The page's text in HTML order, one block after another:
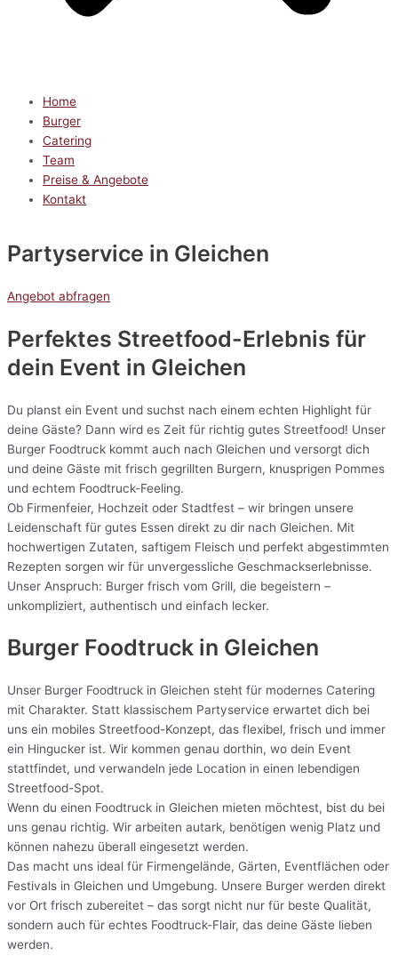
Home
Burger
Catering
Team
Preise & Angebote
Kontakt
Partyservice in Gleichen
Angebot abfragen
Perfektes Streetfood-Erlebnis für
dein Event in Gleichen
Du planst ein Event und suchst nach einem echten Highlight für
deine Gäste? Dann wird es Zeit für richtig gutes Streetfood! Unser
Burger Foodtruck kommt auch nach Gleichen und versorgt dich
und deine Gäste mit frisch gegrillten Burgern, knusprigen Pommes
und echtem Foodtruck-Feeling.
Ob Firmenfeier, Hochzeit oder Stadtfest – wir bringen unsere
Leidenschaft für gutes Essen direkt zu dir nach Gleichen. Mit
hochwertigen Zutaten, saftigem Fleisch und perfekt abgestimmten
Rezepten sorgen wir für unvergessliche Geschmackserlebnisse.
Unser Anspruch: Burger frisch vom Grill, die begeistern –
unkompliziert, authentisch und einfach lecker.
Burger Foodtruck in Gleichen
Unser Burger Foodtruck in Gleichen steht für modernes Catering
mit Charakter. Statt klassischem Partyservice erwartet dich bei
uns ein mobiles Streetfood-Konzept, das flexibel, frisch und immer
ein Hingucker ist. Wir kommen genau dorthin, wo dein Event
stattfindet, und verwandeln jede Location in einen lebendigen
Streetfood-Spot.
Wenn du einen Foodtruck in Gleichen mieten möchtest, bist du bei
uns genau richtig. Wir arbeiten autark, benötigen wenig Platz und
können nahezu überall eingesetzt werden.
Das macht uns ideal für Firmengelände, Gärten, Eventflächen oder
Festivals in Gleichen und Umgebung. Unsere Burger werden direkt
vor Ort frisch zubereitet – das sorgt nicht nur für beste Qualität,
sondern auch für echtes Foodtruck-Flair, das deine Gäste lieben
werden.